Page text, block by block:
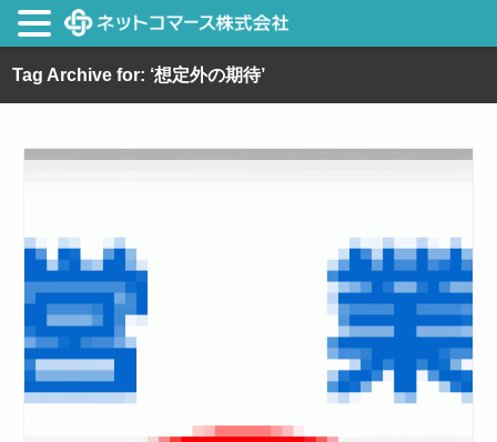
Tag Archive for: ‘想定外の期待’